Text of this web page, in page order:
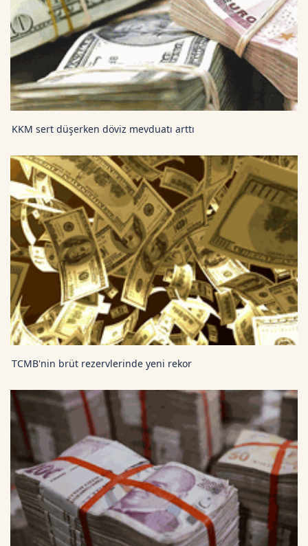
KKM sert düşerken döviz mevduatı arttı
TCMB'nin brüt rezervlerinde yeni rekor